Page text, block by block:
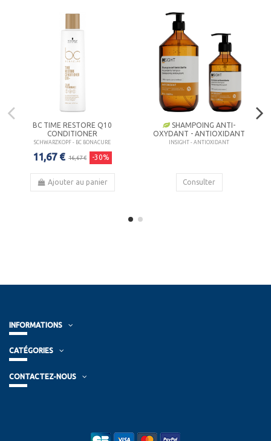
BC TIME RESTORE Q10
CONDITIONER
SCHWARZKOPF - BC BONACURE
11,67 € 16,67 € -30%
Ajouter au panier
SHAMPOING ANTI-
OXYDANT - ANTIOXIDANT
INSIGHT - ANTIOXIDANT
Consulter
INFORMATIONS
CATÉGORIES
CONTACTEZ-NOUS